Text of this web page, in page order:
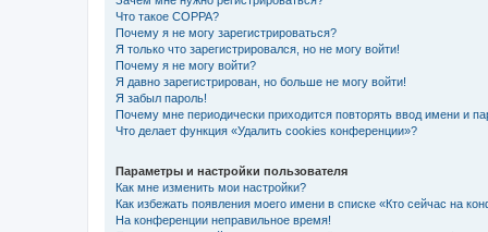
Что такое COPPA?
Почему я не могу зарегистрироваться?
Я только что зарегистрировался, но не могу войти!
Почему я не могу войти?
Я давно зарегистрирован, но больше не могу войти!
Я забыл пароль!
Почему мне периодически приходится повторять ввод имени и
Что делает функция «Удалить cookies конференции»?
Параметры и настройки пользователя
Как мне изменить мои настройки?
Как избежать появления моего имени в списке «Кто сейчас на
На конференции неправильное время!